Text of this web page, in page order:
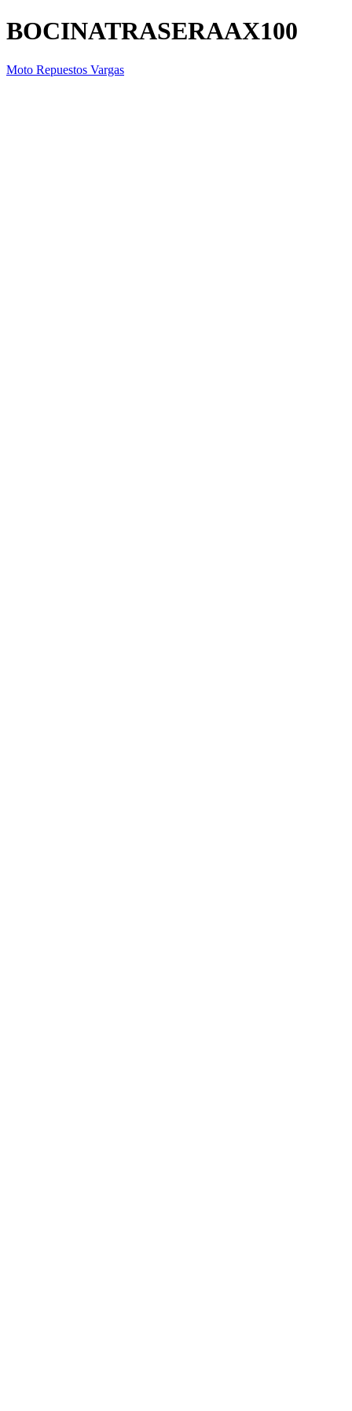
BOCINATRASERAAX100
Moto Repuestos Vargas